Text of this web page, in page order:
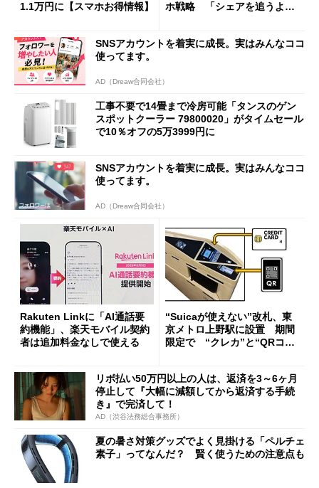
1.1万円に【スマホお得情報】
ホ戦略 「シェアを追うより
SNSアカウントを着実に成長。実はみんなココ
使ってます。
AD（Dreaw合同会社）
工事不要で14畳まで冷房可能「タンスのゲン
スポットクーラー 79800020」がタイムセール
で10％オフの5万3999円に
SNSアカウントを着実に成長。実はみんなココ
使ってます。
AD（Dreaw合同会社）
Rakuten Linkに「AI通話要
約機能」、楽天モバイル契約
者は追加料金なしで使える
“Suicaが使えない”改札、東
京メトロ上野駅に設置 期間
限定で “クレカ”と“QRコー
リボ払い50万円以上の人は、返済を3～6ヶ月
停止して『大幅に減額してから返済する手続
き』で完済して！
AD（渋谷法務総合事務所）
夏の暑さ対策グッズでよく見掛ける「ペルチェ
素子」ってなんだ？ 賢く使うための注意点も